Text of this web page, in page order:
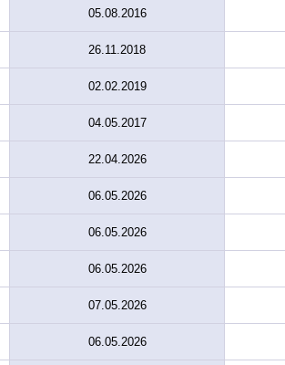
05.08.2016
26.11.2018
02.02.2019
04.05.2017
22.04.2026
06.05.2026
06.05.2026
06.05.2026
07.05.2026
06.05.2026